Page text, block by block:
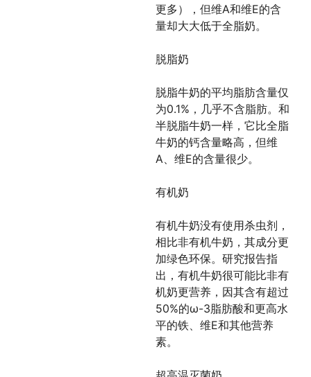
更多），但维A和维E的含
量却大大低于全脂奶。
脱脂奶
脱脂牛奶的平均脂肪含量仅
为0.1%，几乎不含脂肪。和
半脱脂牛奶一样，它比全脂
牛奶的钙含量略高，但维
A、维E的含量很少。
有机奶
有机牛奶没有使用杀虫剂，
相比非有机牛奶，其成分更
加绿色环保。研究报告指
出，有机牛奶很可能比非有
机奶更营养，因其含有超过
50%的ω-3脂肪酸和更高水
平的铁、维E和其他营养
素。